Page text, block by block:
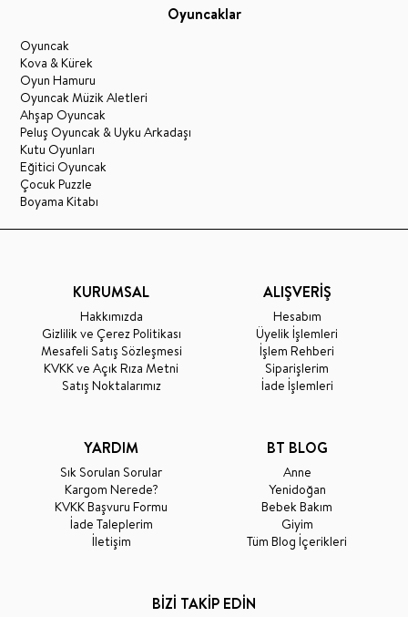
Oyuncaklar
Oyuncak
Kova & Kürek
Oyun Hamuru
Oyuncak Müzik Aletleri
Ahşap Oyuncak
Peluş Oyuncak & Uyku Arkadaşı
Kutu Oyunları
Eğitici Oyuncak
Çocuk Puzzle
Boyama Kitabı
KURUMSAL
Hakkımızda
Gizlilik ve Çerez Politikası
Mesafeli Satış Sözleşmesi
KVKK ve Açık Rıza Metni
Satış Noktalarımız
ALIŞVERİŞ
Hesabım
Üyelik İşlemleri
İşlem Rehberi
Siparişlerim
İade İşlemleri
YARDIM
Sık Sorulan Sorular
Kargom Nerede?
KVKK Başvuru Formu
İade Taleplerim
İletişim
BT BLOG
Anne
Yenidoğan
Bebek Bakım
Giyim
Tüm Blog İçerikleri
BİZİ TAKİP EDİN